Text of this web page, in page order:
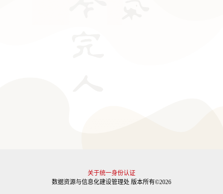
关于统一身份认证
数据资源与信息化建设管理处 版本所有©2026